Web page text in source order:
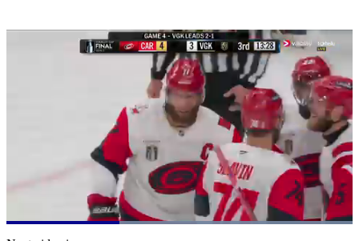
Loaded: